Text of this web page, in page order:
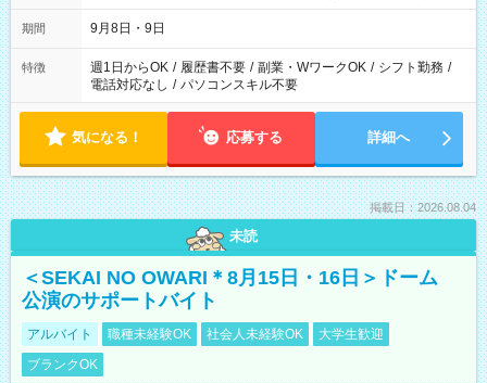
時間は変更となる可能性があります
期間 9月8日・9日
特徴 週1日からOK / 履歴書不要 / 副業・WワークOK / シフト勤務 /
電話対応なし / パソコンスキル不要
気になる！ 応募する 詳細へ
掲載日：2026.08.04
未読
＜SEKAI NO OWARI＊8月15日・16日＞ドーム
公演のサポートバイト
アルバイト 職種未経験OK 社会人未経験OK
大学生歓迎
ブランクOK